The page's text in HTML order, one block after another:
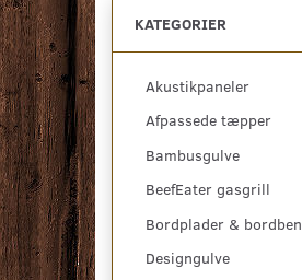
KATEGORIER
Akustikpaneler
Afpassede tæpper
Bambusgulve
BeefEater gasgrill
Bordplader & bordben
Designgulve